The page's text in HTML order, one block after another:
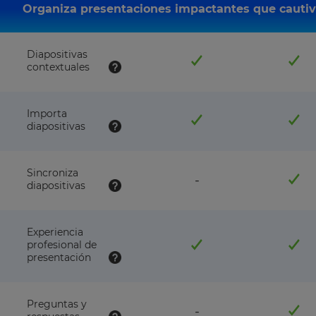
plan
Organiza presentaciones impactantes que
Diapositivas
contextuales
Importa
diapositivas
Sincroniza
diapositivas
-feature
plan
Experiencia
profesional de
presentación
Preguntas y
-feature